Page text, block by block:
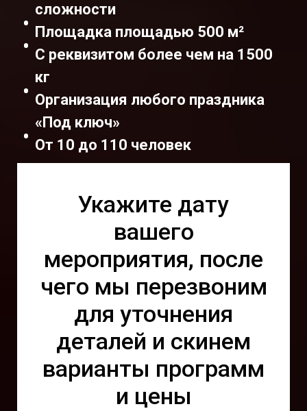
сложности
Площадка площадью 500 м²
С реквизитом более чем на 1500
кг
Организация любого праздника
«Под ключ»
От 10 до 110 человек
Укажите дату
вашего
мероприятия, после
чего мы перезвоним
для уточнения
деталей и скинем
варианты программ
и цены